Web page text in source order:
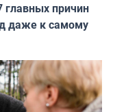
главных причин
даже к самому